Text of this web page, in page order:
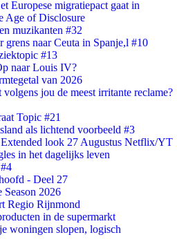
Europese migratiepact gaat in
Age of Disclosure
muzikanten #32
grens naar Ceuta in Spanje,l #10
#13
naar Louis IV?
van 2026
jou de meest irritante reclame?
Topic #21
als lichtend voorbeeld #3
look 27 Augustus Netflix/YT
in het dagelijks leven
- Deel 27
2026
Regio Rijnmond
in de supermarkt
woningen slopen, logisch